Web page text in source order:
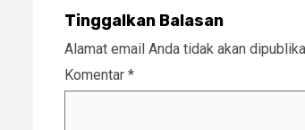
Tinggalkan Balasan
Alamat email Anda tidak akan
Komentar *